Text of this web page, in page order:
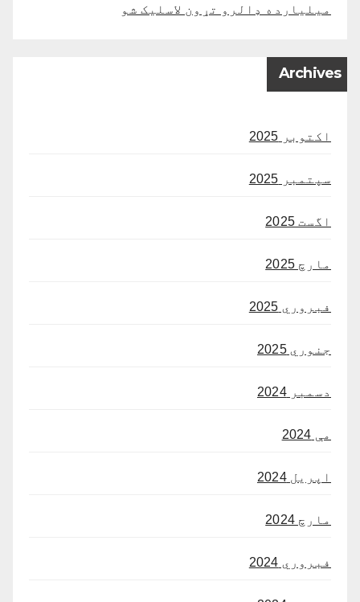
میلیارده ډالرو تړون لاسلیک شو
Archives
اکتوبر 2025
سپتمبر 2025
اگست 2025
مارچ 2025
فبروري 2025
جنوري 2025
دسمبر 2024
مې 2024
اپریل 2024
مارچ 2024
فبروري 2024